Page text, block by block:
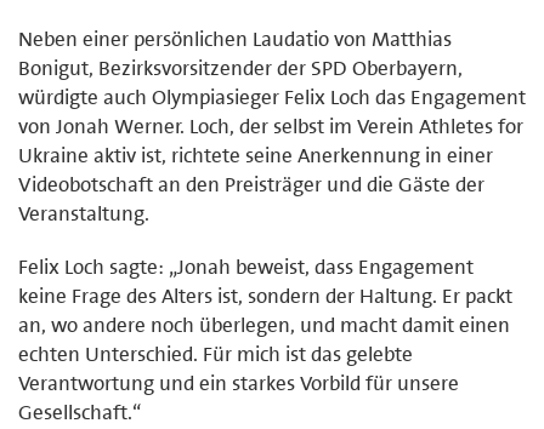
Neben einer persönlichen Laudatio von Matthias
Bonigut, Bezirksvorsitzender der SPD Oberbayern,
würdigte auch Olympiasieger Felix Loch das Engagement
von Jonah Werner. Loch, der selbst im Verein Athletes for
Ukraine aktiv ist, richtete seine Anerkennung in einer
Videobotschaft an den Preisträger und die Gäste der
Veranstaltung.
Felix Loch sagte: „Jonah beweist, dass Engagement
keine Frage des Alters ist, sondern der Haltung. Er packt
an, wo andere noch überlegen, und macht damit einen
echten Unterschied. Für mich ist das gelebte
Verantwortung und ein starkes Vorbild für unsere
Gesellschaft.“